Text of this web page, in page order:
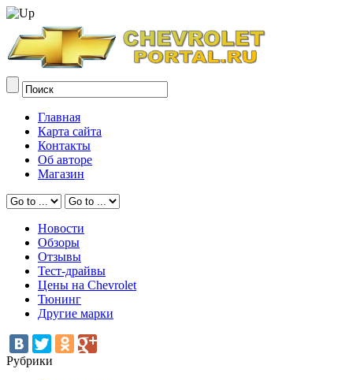
Главная
Карта сайта
Контакты
Об авторе
Магазин
Новости
Обзоры
Отзывы
Тест-драйвы
Цены на Chevrolet
Тюнинг
Другие марки
Рубрики